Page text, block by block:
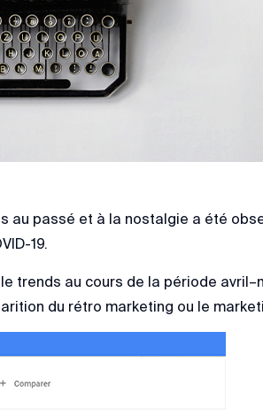
au passé et à la nostalgie a été
19.
trends au cours de la période
du rétro marketing ou le